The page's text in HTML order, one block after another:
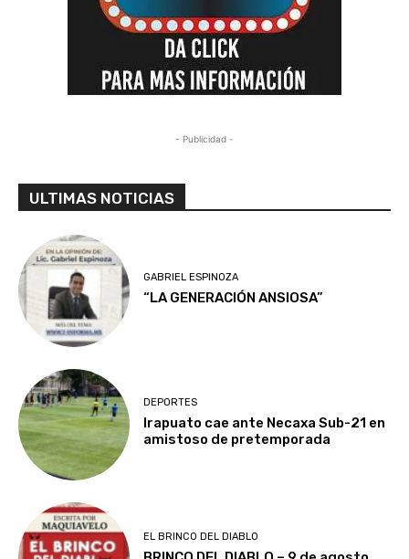
- Publicidad -
ULTIMAS NOTICIAS
GABRIEL ESPINOZA
“LA GENERACIÓN ANSIOSA”
DEPORTES
Irapuato cae ante Necaxa Sub-21 en
amistoso de pretemporada
EL BRINCO DEL DIABLO